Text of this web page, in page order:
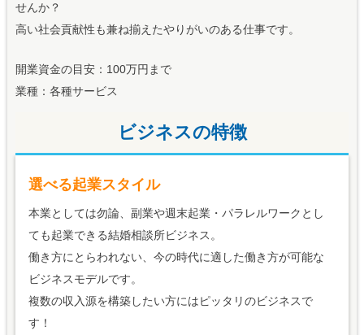
せんか？
高い社会貢献性も兼ね揃えたやりがいのある仕事です。
開業資金の目安：100万円まで
業種：各種サービス
ビジネスの特徴
選べる起業スタイル
本業としては勿論、副業や週末起業・パラレルワークとし
ても起業できる結婚相談所ビジネス。
働き方にとらわれない、今の時代に適した働き方が可能な
ビジネスモデルです。
複数の収入源を構築したい方にはピッタリのビジネスで
す！